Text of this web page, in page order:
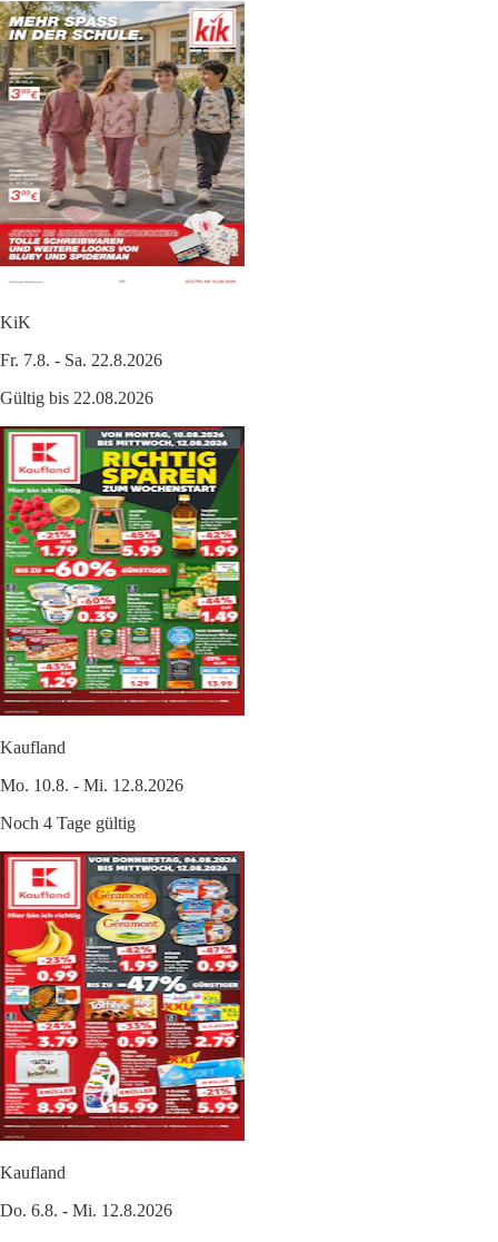
KiK
Fr. 7.8. - Sa. 22.8.2026
Gültig bis 22.08.2026
Kaufland
Mo. 10.8. - Mi. 12.8.2026
Noch 4 Tage gültig
Kaufland
Do. 6.8. - Mi. 12.8.2026